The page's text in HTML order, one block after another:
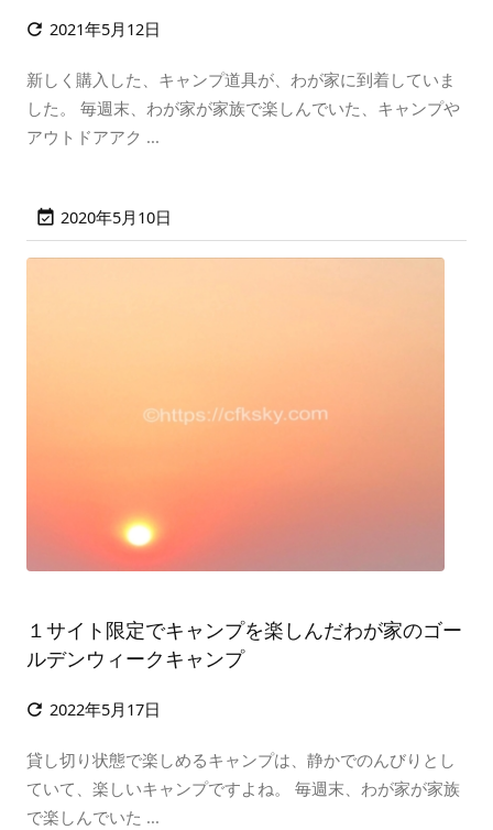
 2021年5月12日
新しく購入した、キャンプ道具が、わが家に到着していま
した。 毎週末、わが家が家族で楽しんでいた、キャンプや
アウトドアアク ...
 2020年5月10日
１サイト限定でキャンプを楽しんだわが家のゴー
ルデンウィークキャンプ
 2022年5月17日
貸し切り状態で楽しめるキャンプは、静かでのんびりとし
ていて、楽しいキャンプですよね。 毎週末、わが家が家族
で楽しんでいた ...